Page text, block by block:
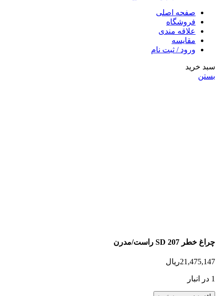
صفحه اصلی
فروشگاه
علاقه مندی
مقایسه
ورود / ثبت نام
سبد خرید
بستن
چراغ خطر 207 SD راست/مدرن
21,475,147ریال
1 در انبار